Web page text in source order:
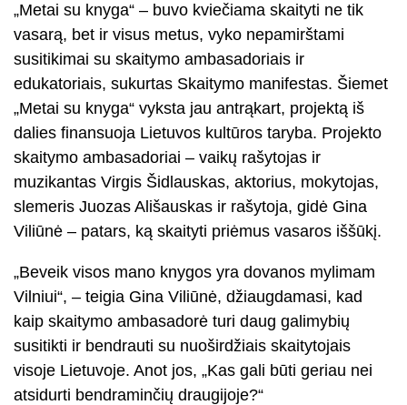
„Metai su knyga“ – buvo kviečiama skaityti ne tik
vasarą, bet ir visus metus, vyko nepamirštami
susitikimai su skaitymo ambasadoriais ir
edukatoriais, sukurtas Skaitymo manifestas. Šiemet
„Metai su knyga“ vyksta jau antrąkart, projektą iš
dalies finansuoja Lietuvos kultūros taryba. Projekto
skaitymo ambasadoriai – vaikų rašytojas ir
muzikantas Virgis Šidlauskas, aktorius, mokytojas,
slemeris Juozas Ališauskas ir rašytoja, gidė Gina
Viliūnė – patars, ką skaityti priėmus vasaros iššūkį.
„Beveik visos mano knygos yra dovanos mylimam
Vilniui“, – teigia Gina Viliūnė, džiaugdamasi, kad
kaip skaitymo ambasadorė turi daug galimybių
susitikti ir bendrauti su nuoširdžiais skaitytojais
visoje Lietuvoje. Anot jos, „Kas gali būti geriau nei
atsidurti bendraminčių draugijoje?“